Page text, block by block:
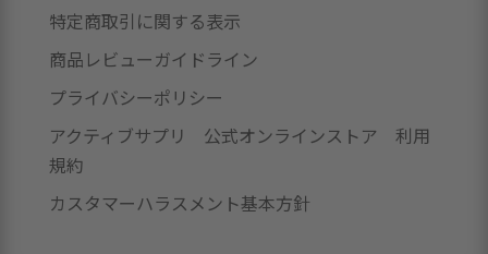
特定商取引に関する表示
商品レビューガイドライン
プライバシーポリシー
アクティブサプリ 公式オンラインストア 利用
規約
カスタマーハラスメント基本方針